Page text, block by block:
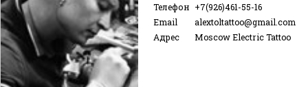
Телефон +7(926)461-55-16
Email
alextoltattoo@gmail.com
Адрес
Moscow Electric Tattoo